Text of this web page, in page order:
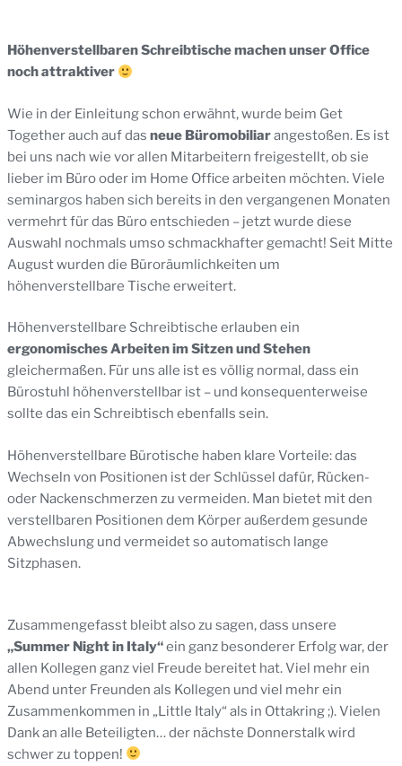
Höhenverstellbaren Schreibtischemachen unser Office
noch attraktiver
Wie in der Einleitung schon erwähnt, wurde beim Get
Together auch auf das neue Büromobiliarangestoßen. Es ist
bei uns nach wie vor allen Mitarbeitern freigestellt, ob sie
lieber im Büro oder im Home Office arbeiten möchten. Viele
seminargos haben sich bereits in den vergangenen Monaten
vermehrt für das Büro entschieden – jetzt wurde diese
Auswahl nochmals umso schmackhafter gemacht! Seit Mitte
August wurden die Büroräumlichkeiten um
höhenverstellbare Tische erweitert.
Höhenverstellbare Schreibtische erlauben ein
ergonomisches Arbeiten im Sitzen und Stehen
gleichermaßen. Für uns alle ist es völlig normal, dass ein
Bürostuhl höhenverstellbar ist – und konsequenterweise
sollte das ein Schreibtisch ebenfalls sein.
Höhenverstellbare Bürotische haben klare Vorteile: das
Wechseln von Positionen ist der Schlüssel dafür, Rücken-
oder Nackenschmerzen zu vermeiden. Man bietet mit den
verstellbaren Positionen dem Körper außerdem gesunde
Abwechslung und vermeidet so automatisch lange
Sitzphasen.
Zusammengefasst bleibt also zu sagen, dass unsere
„Summer Night in Italy“ein ganz besonderer Erfolg war, der
allen Kollegen ganz viel Freude bereitet hat. Viel mehr ein
Abend unter Freunden als Kollegen und viel mehr ein
Zusammenkommen in „Little Italy“ als in Ottakring ;). Vielen
Dank an alle Beteiligten… der nächste Donnerstalk wird
schwer zu toppen!